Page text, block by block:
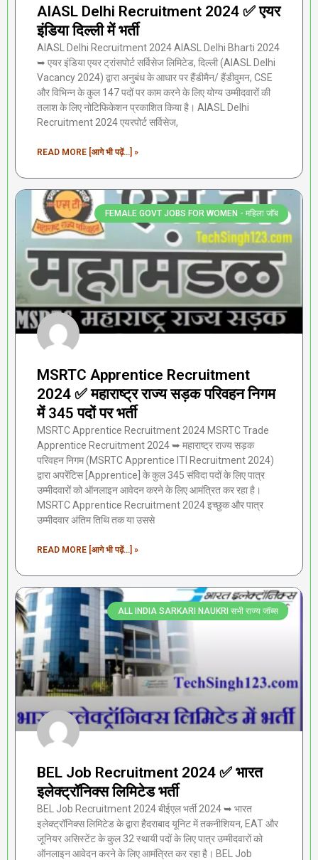
AIASL Delhi Recruitment 2024 ✅ एयर
इंडिया दिल्ली में भर्ती
AIASL Delhi Recruitment 2024 AIASL Delhi Bharti 2024
➥ एयर इंडिया एयर ट्रांसपोर्ट सर्विसेज लिमिटेड, दिल्ली (AIASL Delhi
Vacancy 2024) द्वारा अनुबंध के आधार पर हैंडीमैन/ हैंडीवुमन, CSE
और विभिन्न के कुल 147 पदों पर काम करने के लिए योग्य उम्मीदवारों की
तलाश के लिए नोटिफिकेशन प्रकाशित किया है। AIASL Delhi
Recruitment 2024 एयरपोर्ट सर्विसेज,
READ MORE [आगे भी पढ़ें...] »
FEMALE GOVT JOBS FOR WOMEN - महिला जॉब
MSRTC Apprentice Recruitment
2024 ✅ महाराष्ट्र राज्य सड़क परिवहन निगम
में 345 पदों पर भर्ती
MSRTC Apprentice Recruitment 2024 MSRTC Trade
Apprentice Recruitment 2024 ➥ महाराष्ट्र राज्य सड़क
परिवहन निगम (MSRTC Apprentice ITI Recruitment 2024)
द्वारा अपरेंटिस [Apprentice] के कुल 345 संविदा पदों के लिए पात्र
उम्मीदवारों को ऑनलाइन आवेदन करने के लिए आमंत्रित कर रहा है।
MSRTC Apprentice Recruitment 2024 इच्छुक और पात्र
उम्मीदवार अंतिम तिथि तक या उससे
READ MORE [आगे भी पढ़ें...] »
ALL INDIA SARKARI NAUKRI सभी राज्य जॉब्स
BEL Job Recruitment 2024 ✅ भारत
इलेक्ट्रॉनिक्स लिमिटेड भर्ती
BEL Job Recruitment 2024 बीईएल भर्ती 2024 ➥ भारत
इलेक्ट्रॉनिक्स लिमिटेड के द्वारा हैदराबाद यूनिट में तकनीशियन, EAT और
जूनियर असिस्टेंट के कुल 32 स्थायी पदों के लिए पात्र उम्मीदवारों को
ऑनलाइन आवेदन करने के लिए आमंत्रित कर रहा है। BEL Job